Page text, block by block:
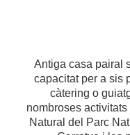
Antiga casa pairal
capacitat per a sis
càtering o
nombroses
Natural del Parc